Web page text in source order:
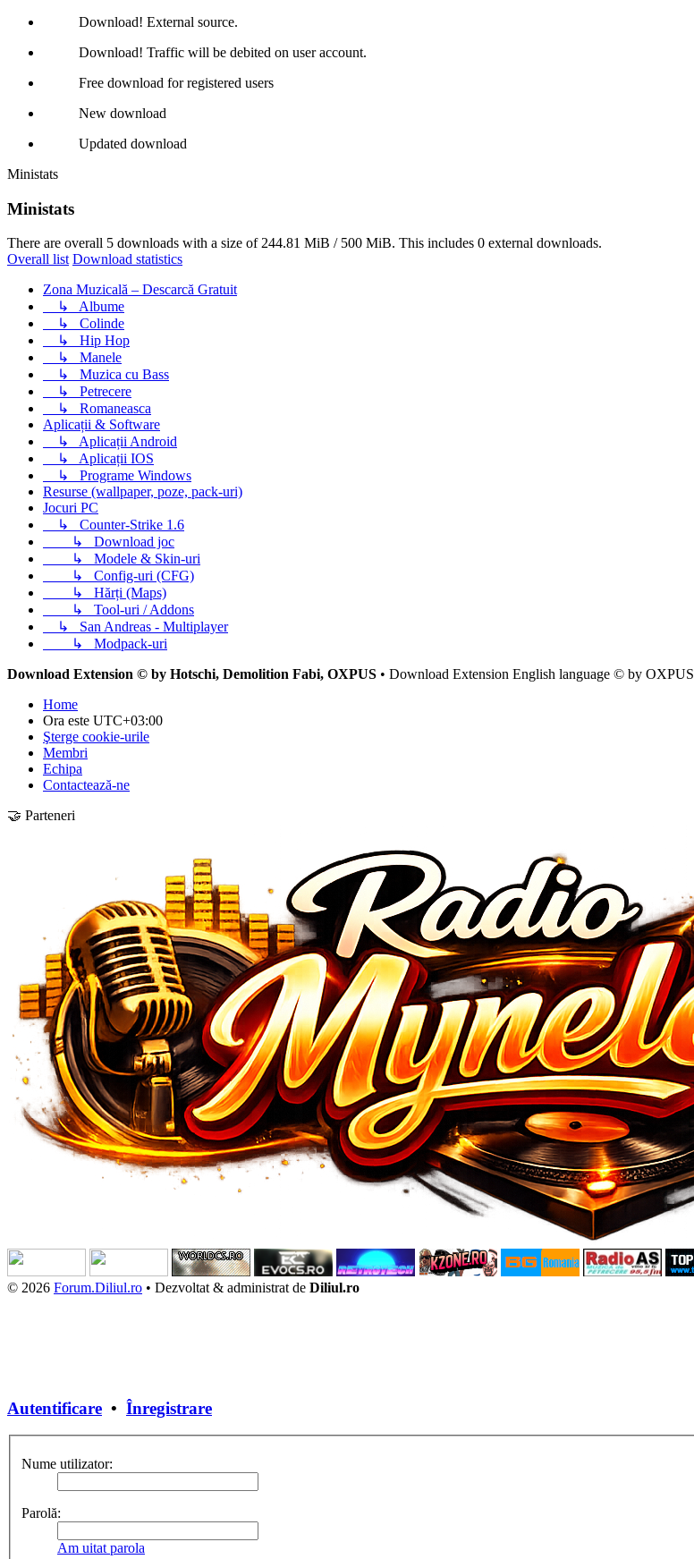
Download! External source.
Download! Traffic will be debited on user account.
Free download for registered users
New download
Updated download
Ministats
Ministats
There are overall 5 downloads with a size of 244.81 MiB / 500 MiB. This includes 0 external downloads.
Overall list Download statistics
Zona Muzicală – Descarcă Gratuit
↳ Albume
↳ Colinde
↳ Hip Hop
↳ Manele
↳ Muzica cu Bass
↳ Petrecere
↳ Romaneasca
Aplicații & Software
↳ Aplicații Android
↳ Aplicații IOS
↳ Programe Windows
Resurse (wallpaper, poze, pack-uri)
Jocuri PC
↳ Counter-Strike 1.6
↳ Download joc
↳ Modele & Skin-uri
↳ Config-uri (CFG)
↳ Hărți (Maps)
↳ Tool-uri / Addons
↳ San Andreas - Multiplayer
↳ Modpack-uri
Download Extension © by Hotschi, Demolition Fabi, OXPUS • Download Extension English language © by OXPUS
Home
Ora este UTC+03:00
Şterge cookie-urile
Membri
Echipa
Contactează-ne
🤝 Parteneri
© 2026 Forum.Diliul.ro • Dezvoltat & administrat de Diliul.ro
Autentificare • Înregistrare
Nume utilizator:
Parolă:
Am uitat parola